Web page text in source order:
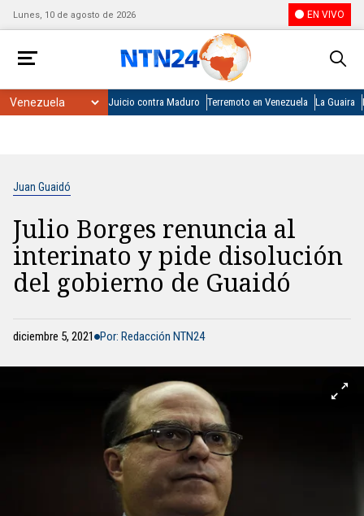
Lunes, 10 de agosto de 2026 EN VIVO
Juicio contra Maduro Terremoto en Venezuela La Guaira
Juan Guaidó
Julio Borges renuncia al
interinato y pide disolución
del gobierno de Guaidó
diciembre 5, 2021 Por: Redacción NTN24